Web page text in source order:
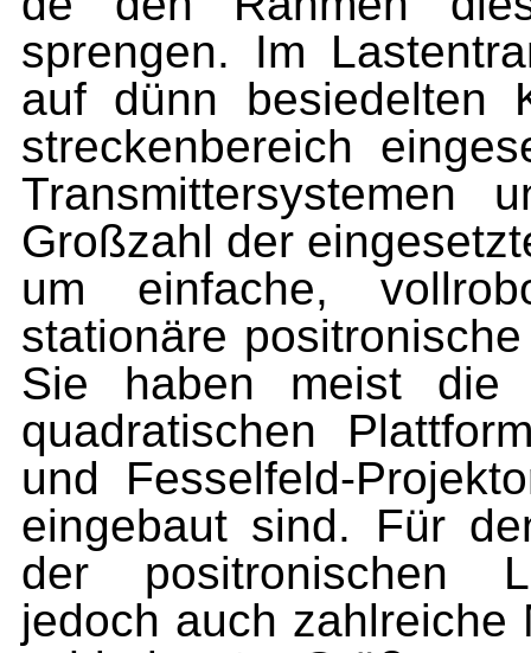
sprengen. Im
auf dünn besiedelten
streckenbereich
Transmittersystemen
Großzahl der
um einfache,
stationäre
Sie haben meist die
quadratischen
und Fesselfeld-
eingebaut sind. Für
der positronischen
jedoch auch